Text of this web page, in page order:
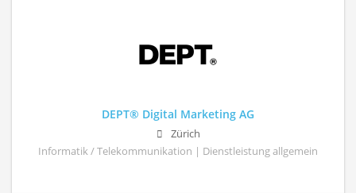
DEPT® Digital Marketing AG
Zürich
Informatik / Telekommunikation | Dienstleistung allgemein